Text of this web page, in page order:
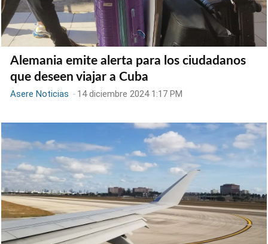
Alemania emite alerta para los ciudadanos
que deseen viajar a Cuba
Asere Noticias - 14 diciembre 2024 1:17 PM